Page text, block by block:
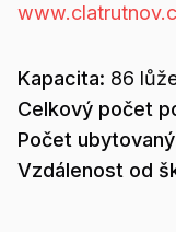
Kapacita: 86
Celkový počet
Počet
Vzdálenost od